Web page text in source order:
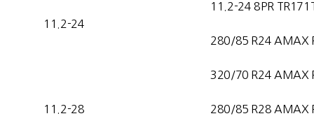
11.2-24
11.2-24 8PR
280/85 R24 AMAX
320/70 R24 AMAX
11.2-28 280/85 R28 AMAX